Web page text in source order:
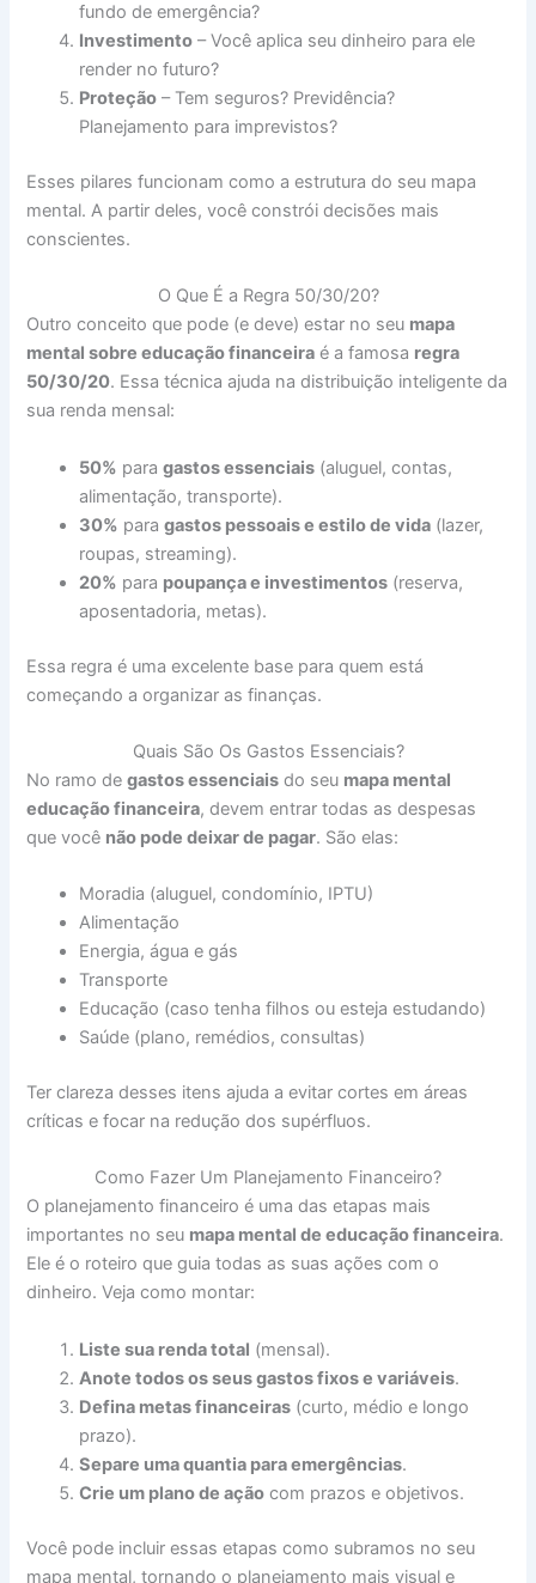
fundo de emergência?
Investimento – Você aplica seu dinheiro para ele
render no futuro?
Proteção – Tem seguros? Previdência?
Planejamento para imprevistos?
Esses pilares funcionam como a estrutura do seu mapa
mental. A partir deles, você constrói decisões mais
conscientes.
O Que É a Regra 50/30/20?
Outro conceito que pode (e deve) estar no seu mapa
mental sobre educação financeira é a famosa regra
50/30/20. Essa técnica ajuda na distribuição inteligente da
sua renda mensal:
50% paragastos essenciais (aluguel, contas,
alimentação, transporte).
30% paragastos pessoais e estilo de vida (lazer,
roupas, streaming).
20% para poupança e investimentos (reserva,
aposentadoria, metas).
Essa regra é uma excelente base para quem está
começando a organizar as finanças.
Quais São Os Gastos Essenciais?
No ramo degastos essenciais do seu mapa mental
educação financeira, devem entrar todas as despesas
que você não pode deixar de pagar. São elas:
Moradia (aluguel, condomínio, IPTU)
Alimentação
Energia, água e gás
Transporte
Educação (caso tenha filhos ou esteja estudando)
Saúde (plano, remédios, consultas)
Ter clareza desses itens ajuda a evitar cortes em áreas
críticas e focar na redução dos supérfluos.
Como Fazer Um Planejamento Financeiro?
O planejamento financeiro é uma das etapas mais
importantes no seu mapa mental de educação financeira.
Ele é o roteiro que guia todas as suas ações com o
dinheiro. Veja como montar:
Liste sua renda total (mensal).
Anote todos os seus gastos fixos e variáveis.
Defina metas financeiras (curto, médio e longo
prazo).
Separe uma quantia para emergências.
Crie um plano de ação com prazos e objetivos.
Você pode incluir essas etapas como subramos no seu
mapa mental, tornando o planejamento mais visual e